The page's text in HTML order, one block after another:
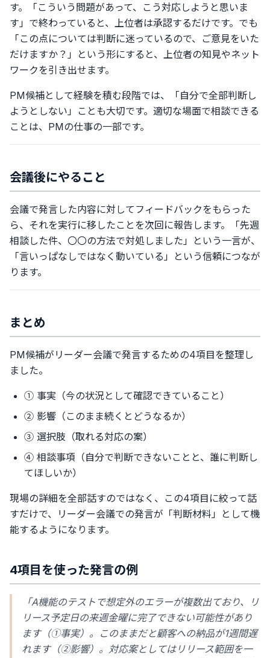
す。「こういう問題があって、こう対応しようと思いま
す」で終わっていると、上位者は承認するだけです。でも
「この点については判断に迷っているので、ご意見をいた
だけますか？」という形にすると、上位者の知見やネット
ワークを引き出せます。
PM候補として経験を積む段階では、「自分で全部判断し
ようとしない」ことも大切です。適切な場面で相談できる
ことは、PMの仕事の一部です。
会議後にやること
会議で発言した内容に対してフィードバックをもらった
ら、それを実行に移したことを次回に報告します。「先週
相談した件、〇〇の方法で対処しました」という一言が、
「言いっぱなしではなく動いている」という信頼につなが
ります。
まとめ
PM候補がリーダー会議で発言するための4項目を整理し
ました。
① 事実（今の状況として確認できていること）
② 影響（このまま続くとどうなるか）
③ 選択肢（取れる対応の案）
④ 相談事項（自分で判断できないことと、誰に判断し
てほしいか）
現場の詳細を全部話すのではなく、この4項目に絞って話
すだけで、リーダー会議での発言が「判断材料」として機
能するようになります。
4項目を使った発言の例
「A機能のテストで想定外のエラーが複数出ており、リ
リース予定日の来週金曜に完了できない可能性があり
ます（①事実）。このままだと顧客への納品が1週間遅
れます（②影響）。対応案としてはリリース範囲を一